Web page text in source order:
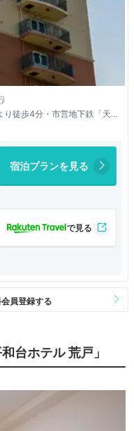
り徒歩4分・市営地下鉄「天
宿泊プランを見る
台ホテル 荒戸」